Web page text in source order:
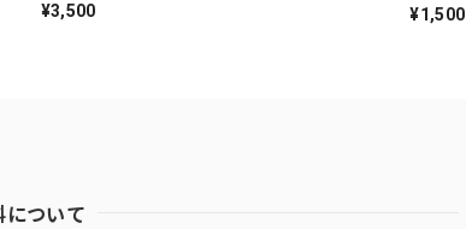
¥3,500
¥1,500
について